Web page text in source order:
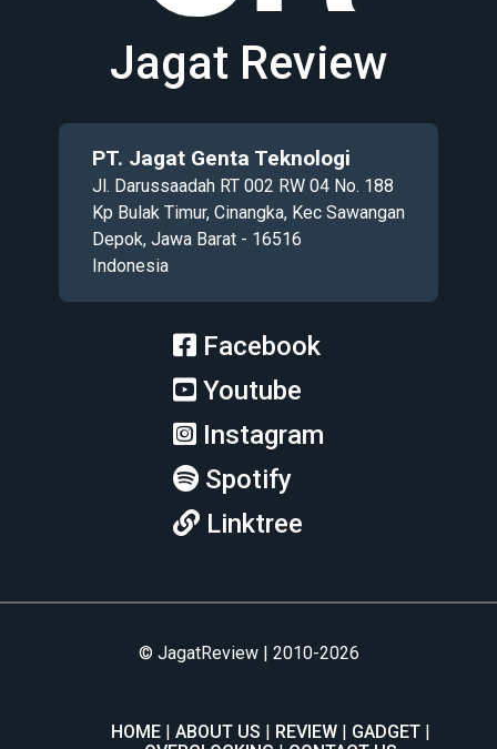
Jagat Review
PT. Jagat Genta Teknologi
Jl. Darussaadah RT 002 RW 04 No. 188
Kp Bulak Timur, Cinangka, Kec Sawangan
Depok, Jawa Barat - 16516
Indonesia
Facebook
Youtube
Instagram
Spotify
Linktree
© JagatReview | 2010-2026
HOME ABOUT US REVIEW
GADGET